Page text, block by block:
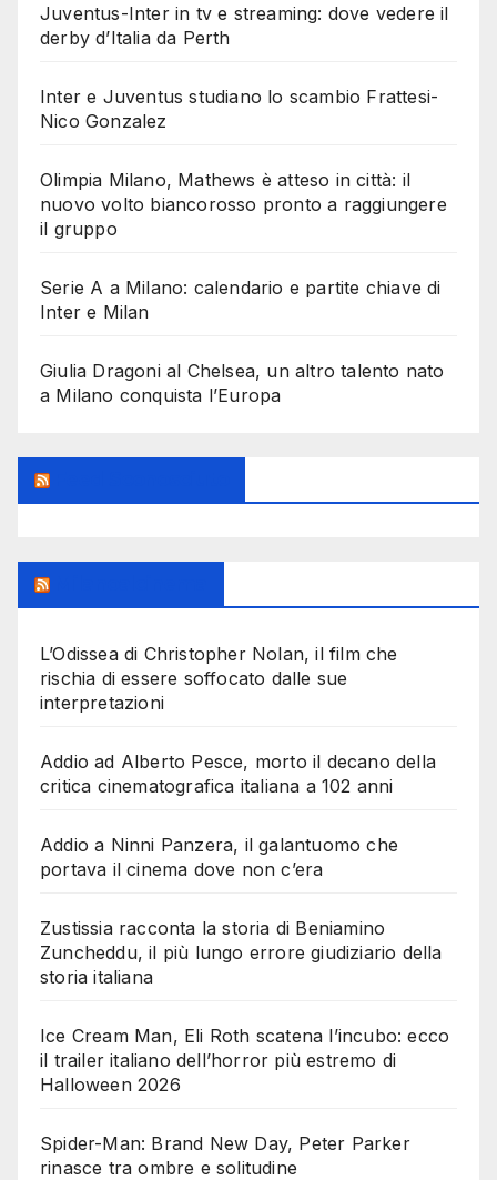
Juventus-Inter in tv e streaming: dove vedere il
derby d’Italia da Perth
Inter e Juventus studiano lo scambio Frattesi-
Nico Gonzalez
Olimpia Milano, Mathews è atteso in città: il
nuovo volto biancorosso pronto a raggiungere
il gruppo
Serie A a Milano: calendario e partite chiave di
Inter e Milan
Giulia Dragoni al Chelsea, un altro talento nato
a Milano conquista l’Europa
L’Odissea di Christopher Nolan, il film che
rischia di essere soffocato dalle sue
interpretazioni
Addio ad Alberto Pesce, morto il decano della
critica cinematografica italiana a 102 anni
Addio a Ninni Panzera, il galantuomo che
portava il cinema dove non c’era
Zustissia racconta la storia di Beniamino
Zuncheddu, il più lungo errore giudiziario della
storia italiana
Ice Cream Man, Eli Roth scatena l’incubo: ecco
il trailer italiano dell’horror più estremo di
Halloween 2026
Spider-Man: Brand New Day, Peter Parker
rinasce tra ombre e solitudine